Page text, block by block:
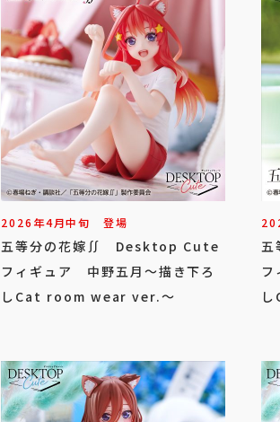
2026年4月中旬 登場
五等分の花嫁∬ Desktop Cute
フィギュア 中野五月～描き下ろ
しCat room wear ver.～